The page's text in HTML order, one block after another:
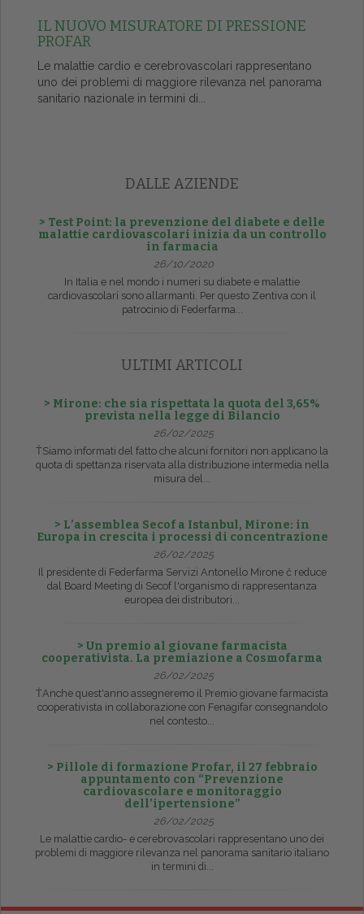
IL NUOVO MISURATORE DI PRESSIONE
PROFAR
Le malattie cardio e cerebrovascolari rappresentano
uno dei problemi di maggiore rilevanza nel panorama
sanitario nazionale in termini di...
DALLE AZIENDE
> Test Point: la prevenzione del diabete e delle
malattie cardiovascolari inizia da un controllo
in farmacia
26/10/2020
In Italia e nel mondo i numeri su diabete e malattie
cardiovascolari sono allarmanti. Per questo Zentiva con il
patrocinio di Federfarma...
ULTIMI ARTICOLI
> Mirone: che sia rispettata la quota del 3,65%
prevista nella legge di Bilancio
26/02/2025
ŤSiamo informati del fatto che alcuni fornitori non applicano la
quota di spettanza riservata alla distribuzione intermedia nella
misura del...
> L’assemblea Secof a Istanbul, Mirone: in
Europa in crescita i processi di concentrazione
26/02/2025
Il presidente di Federfarma Servizi Antonello Mirone č reduce
dal Board Meeting di Secof l'organismo di rappresentanza
europea dei distributori...
> Un premio al giovane farmacista
cooperativista. La premiazione a Cosmofarma
26/02/2025
ŤAnche quest'anno assegneremo il Premio giovane farmacista
cooperativista in collaborazione con Fenagifar consegnandolo
nel contesto...
> Pillole di formazione Profar, il 27 febbraio
appuntamento con “Prevenzione
cardiovascolare e monitoraggio
dell’ipertensione”
26/02/2025
Le malattie cardio- e cerebrovascolari rappresentano uno dei
problemi di maggiore rilevanza nel panorama sanitario italiano
in termini di...